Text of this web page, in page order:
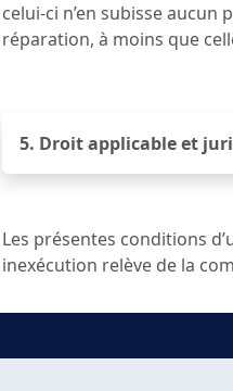
celui-ci n’en subisse
réparation, à moins que
5. Droit applicable et
Les présentes conditions
inexécution relève de la